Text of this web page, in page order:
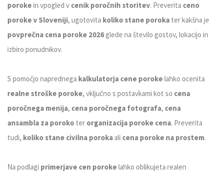
porokein vpogled v cenik poročnih storitev. Preverita ceno
poroke v Sloveniji, ugotovita koliko stane poroka ter kakšna je
povprečna cena poroke 2026glede na število gostov, lokacijo in
izbiro ponudnikov.
S pomočjo naprednega kalkulatorja cene porokelahko ocenita
realne stroške poroke, vključno s postavkami kot so cena
poročnega menija, cena poročnega fotografa, cena
ansambla za poroko ter organizacija poroke cena. Preverita
tudi, koliko stane civilna poroka ali cena poroke na prostem.
Na podlagi primerjave cen porokelahko oblikujeta realen